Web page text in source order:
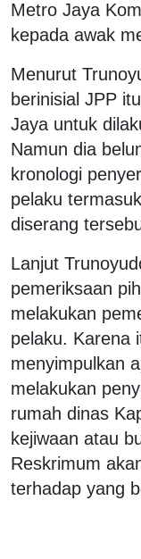
Metro Jaya
kepada awak
Menurut
berinisial JPP
Jaya untuk
Namun dia
kronologi
pelaku
diserang
Lanjut
pemeriksaan
melakukan
pelaku. Karena
menyimpulkan
melakukan
rumah dinas
kejiwaan atau
Reskrimum
terhadap yang